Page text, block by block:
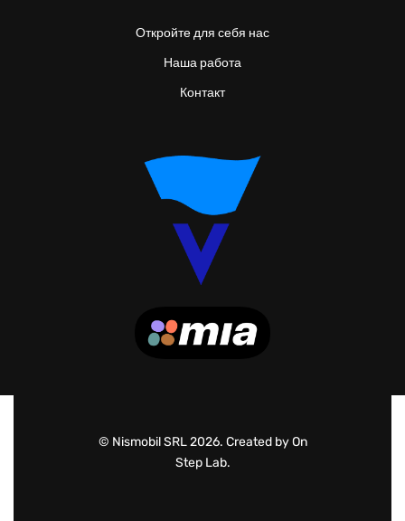
Откройте для себя нас
Наша работа
Контакт
© Nismobil SRL 2026. Created by On
Step Lab.